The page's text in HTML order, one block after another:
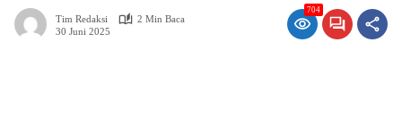
Tim Redaksi
2 Min Baca
30 Juni 2025
704